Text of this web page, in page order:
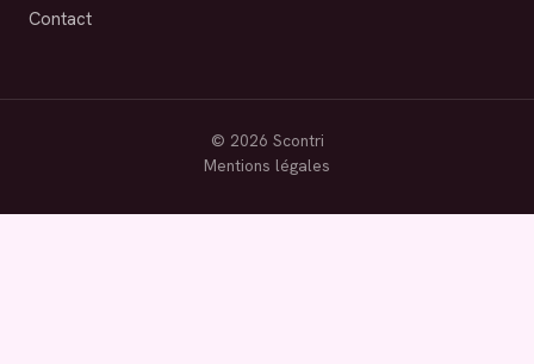
Contact
© 2026 Scontri
Mentions légales